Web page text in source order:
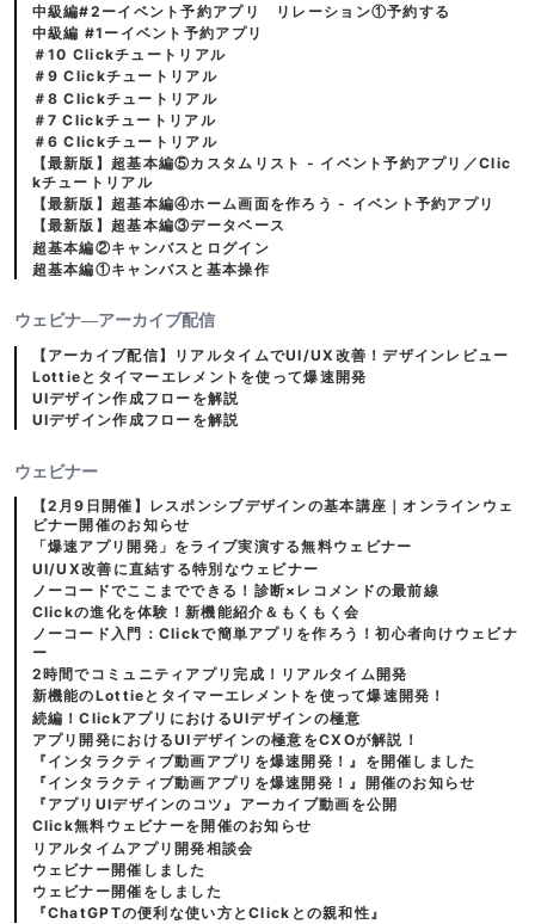
中級編#2ーイベント予約アプリ リレーション①予約する
中級編 #1ーイベント予約アプリ
＃10 Clickチュートリアル
＃9 Clickチュートリアル
＃8 Clickチュートリアル
＃7 Clickチュートリアル
＃6 Clickチュートリアル
【最新版】超基本編⑤カスタムリスト - イベント予約アプリ／Clic
kチュートリアル
【最新版】超基本編④ホーム画面を作ろう - イベント予約アプリ
【最新版】超基本編③データベース
超基本編②キャンバスとログイン
超基本編①キャンバスと基本操作
ウェビナ―アーカイブ配信
【アーカイブ配信】リアルタイムでUI/UX改善！デザインレビュー
Lottieとタイマーエレメントを使って爆速開発
UIデザイン作成フローを解説
UIデザイン作成フローを解説
ウェビナー
【2月9日開催】レスポンシブデザインの基本講座｜オンラインウェ
ビナー開催のお知らせ
「爆速アプリ開発」をライブ実演する無料ウェビナー
UI/UX改善に直結する特別なウェビナー
ノーコードでここまでできる！診断×レコメンドの最前線
Clickの進化を体験！新機能紹介＆もくもく会
ノーコード入門：Clickで簡単アプリを作ろう！初心者向けウェビナ
ー
2時間でコミュニティアプリ完成！リアルタイム開発
新機能のLottieとタイマーエレメントを使って爆速開発！
続編！ClickアプリにおけるUIデザインの極意
アプリ開発におけるUIデザインの極意をCXOが解説！
『インタラクティブ動画アプリを爆速開発！』を開催しました
『インタラクティブ動画アプリを爆速開発！』開催のお知らせ
『アプリUIデザインのコツ』アーカイブ動画を公開
Click無料ウェビナーを開催のお知らせ
リアルタイムアプリ開発相談会
ウェビナー開催しました
ウェビナー開催をしました
『ChatGPTの便利な使い方とClickとの親和性』